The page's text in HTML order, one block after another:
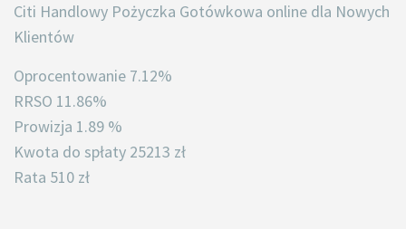
Citi Handlowy Pożyczka Gotówkowa online dla Nowych
Klientów
Oprocentowanie 7.12%
RRSO 11.86%
Prowizja 1.89 %
Kwota do spłaty 25213 zł
Rata 510 zł